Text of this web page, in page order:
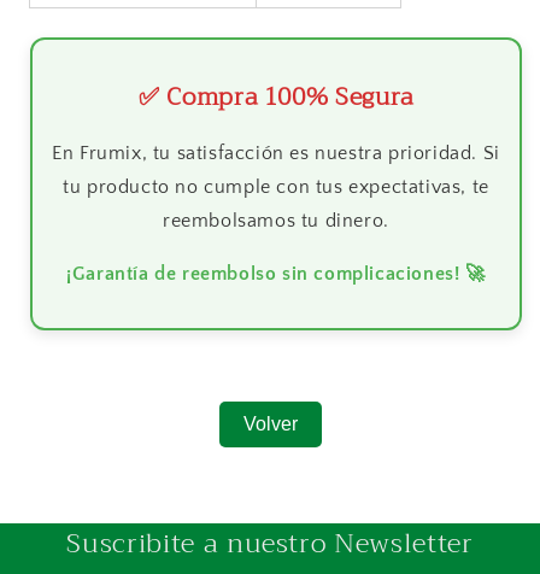
✅ Compra 100% Segura
En Frumix, tu satisfacción es nuestra prioridad. Si
tu producto no cumple con tus expectativas, te
reembolsamos tu dinero.
¡Garantía de reembolso sin complicaciones! 🚀
Volver
Suscribite a nuestro Newsletter